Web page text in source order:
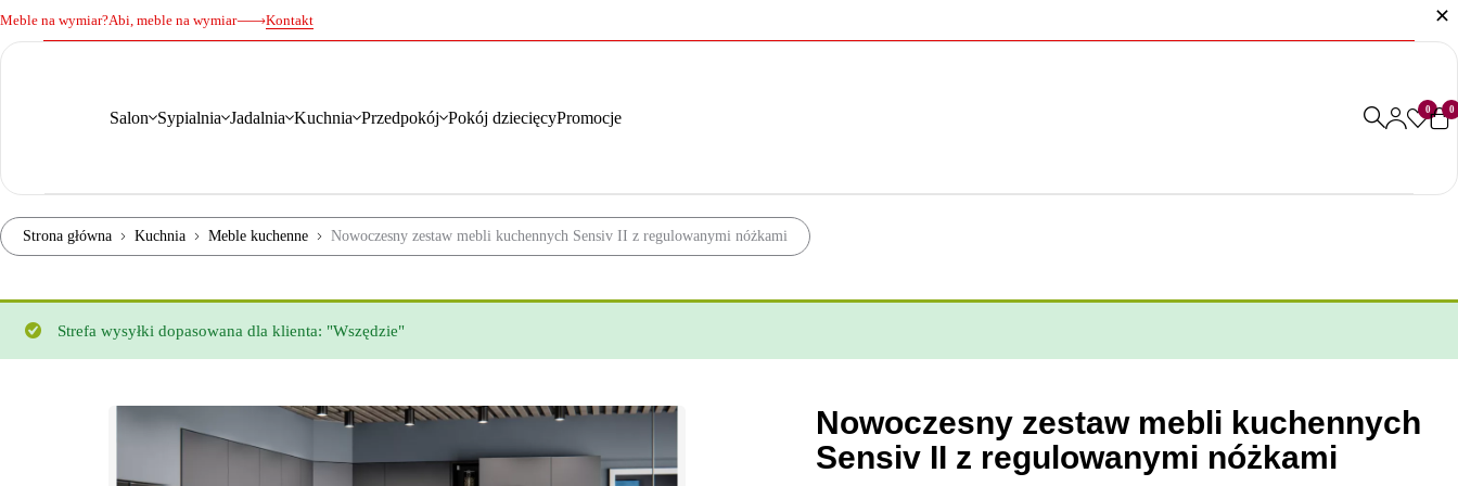
Meble na wymiar?Abi, meble na wymiar Kontakt
Salon Sypialnia Jadalnia Kuchnia Przedpokój Pokój dziecięcyPromocje 0 0
Strona główna Kuchnia Meble kuchenne Nowoczesny zestaw mebli kuchennych Sensiv II z regulowanymi nóżkami
Strefa wysyłki dopasowana dla klienta: "Wszędzie"
Nowoczesny zestaw mebli kuchennych
Sensiv II z regulowanymi nóżkami